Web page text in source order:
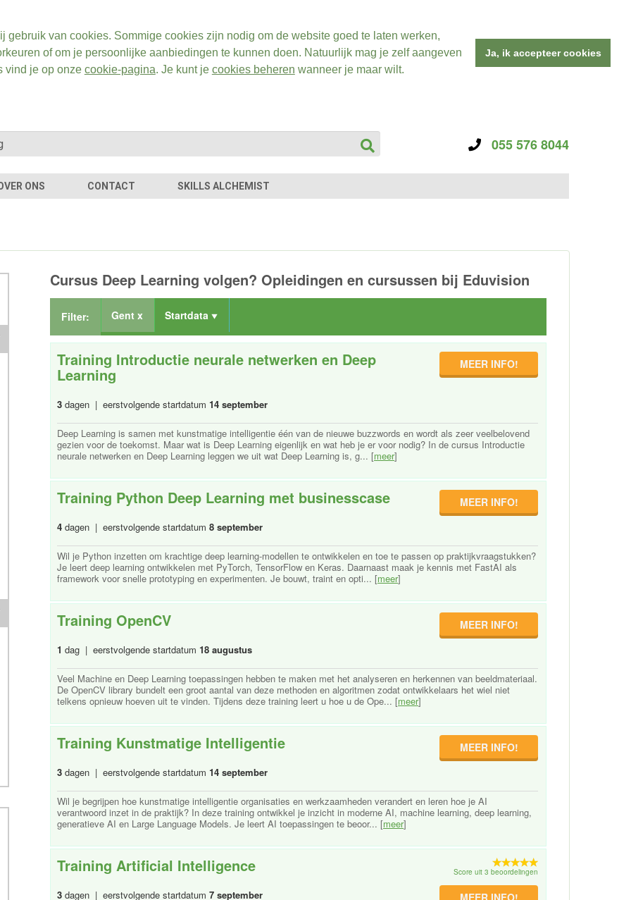
van cookies. Sommige cookies zijn nodig om de website goed te laten werken,
of om je persoonlijke aanbiedingen te kunnen doen. Natuurlijk mag je zelf aangeven
vind je op onze cookie-pagina. Je kunt je cookies beheren wanneer je maar wilt.
Ja, ik accepteer cookies
055 576 8044
ONS CONTACT SKILLS ALCHEMIST
Cursus Deep Learning volgen? Opleidingen en cursussen bij Eduvision
Filter: Gent x Startdata
Training Introductie neurale netwerken en Deep
Learning
3 dagen | eerstvolgende startdatum 14 september
MEER INFO!
Deep Learning is samen met kunstmatige intelligentie één van de nieuwe buzzwords en wordt als zeer veelbelovend
gezien voor de toekomst. Maar wat is Deep Learning eigenlijk en wat heb je er voor nodig? In de cursus Introductie
neurale netwerken en Deep Learning leggen we uit wat Deep Learning is, g... [meer]
Training Python Deep Learning met businesscase
4 dagen | eerstvolgende startdatum 8 september
MEER INFO!
Wil je Python inzetten om krachtige deep learning-modellen te ontwikkelen en toe te passen op praktijkvraagstukken?
Je leert deep learning ontwikkelen met PyTorch, TensorFlow en Keras. Daarnaast maak je kennis met FastAI als
framework voor snelle prototyping en experimenten. Je bouwt, traint en opti... [meer]
Training OpenCV
1 dag | eerstvolgende startdatum 18 augustus
MEER INFO!
Veel Machine en Deep Learning toepassingen hebben te maken met het analyseren en herkennen van beeldmateriaal.
De OpenCV library bundelt een groot aantal van deze methoden en algoritmen zodat ontwikkelaars het wiel niet
telkens opnieuw hoeven uit te vinden. Tijdens deze training leert u hoe u de Ope... [meer]
Training Kunstmatige Intelligentie
3 dagen | eerstvolgende startdatum 14 september
MEER INFO!
Wil je begrijpen hoe kunstmatige intelligentie organisaties en werkzaamheden verandert en leren hoe je AI
verantwoord inzet in de praktijk? In deze training ontwikkel je inzicht in moderne AI, machine learning, deep learning,
generatieve AI en Large Language Models. Je leert AI toepassingen te beoor... [meer]
Training Artificial Intelligence
3 dagen | eerstvolgende startdatum 7 september
Score uit 3 beoordelingen
MEER INFO!